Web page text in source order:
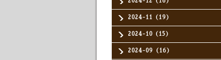
2024-11（19）
2024-10（15）
2024-09（16）